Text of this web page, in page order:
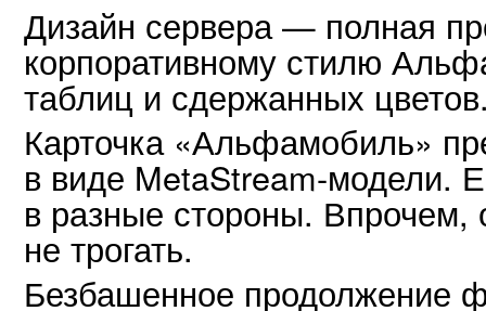
Дизайн сервера — полная
корпоративному стилю
таблиц и сдержанных
Карточка «Альфамобиль»
в виде MetaStream-модели.
в разные стороны. Впрочем,
не трогать.
Безбашенное продолжение